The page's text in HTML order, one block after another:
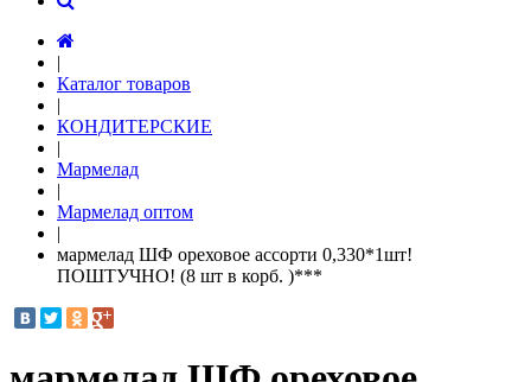
|
Каталог товаров
|
КОНДИТЕРСКИЕ
|
Мармелад
|
Мармелад оптом
|
мармелад ШФ ореховое ассорти 0,330*1шт!
ПОШТУЧНО! (8 шт в корб. )***